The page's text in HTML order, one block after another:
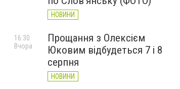
НОВИНИ
Прощання з Олексієм
Юковим відбудеться 7 і 8
серпня
НОВИНИ
16:30
Вчора